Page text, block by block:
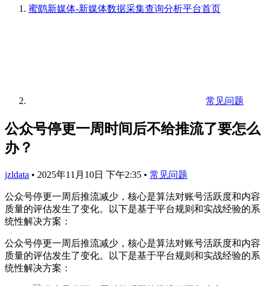
蜜鹞新媒体-新媒体数据采集查询分析平台首页
常见问题
公众号停更一周时间后不给推流了要怎么
办？
jzldata • 2025年11月10日 下午2:35 • 常见问题
公众号停更一周后推流减少，核心是算法对账号活跃度和内容
质量的评估发生了变化。以下是基于平台规则和实战经验的系
统性解决方案：
公众号停更一周后推流减少，核心是算法对账号活跃度和内容
质量的评估发生了变化。以下是基于平台规则和实战经验的系
统性解决方案：